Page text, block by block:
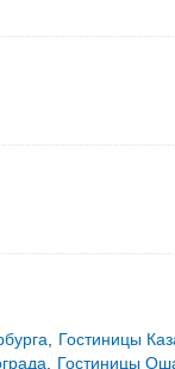
Гостиницы
Гостиницы